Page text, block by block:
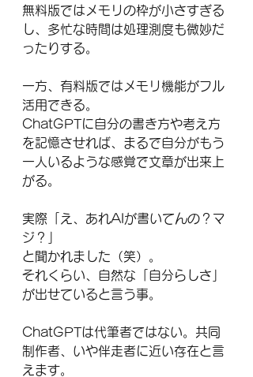
無料版ではメモリの枠が小さすぎる
し、多忙な時間は処理測度も微妙だ
ったりする。
一方、有料版ではメモリ機能がフル
活用できる。
ChatGPTに自分の書き方や考え方
を記憶させれば、まるで自分がもう
一人いるような感覚で文章が出来上
がる。
実際「え、あれAIが書いてんの？マ
ジ？」
と聞かれました（笑）。
それくらい、自然な「自分らしさ」
が出せていると言う事。
ChatGPTは代筆者ではない。共同
制作者、いや伴走者に近い存在と言
えます。